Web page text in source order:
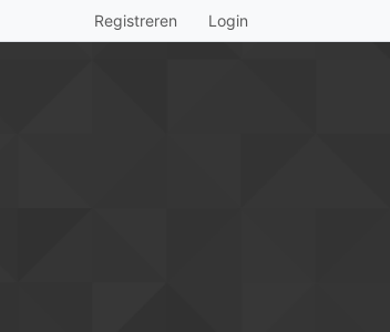
Registreren Login